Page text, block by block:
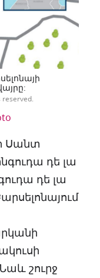
reserved.
Սանտ
դե լա
դե լա
շուրջ